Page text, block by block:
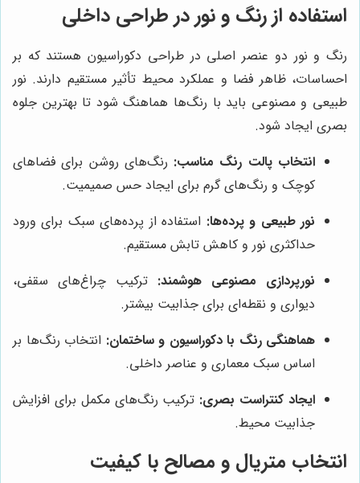
استفاده از رنگ و نور در طراحی داخلی
رنگ و نور دو عنصر اصلی در طراحی دکوراسیون هستند که بر
احساسات، ظاهر فضا و عملکرد محیط تأثیر مستقیم دارند. نور
طبیعی و مصنوعی باید با رنگ‌ها هماهنگ شود تا بهترین جلوه
بصری ایجاد شود.
انتخاب پالت رنگ مناسب: رنگ‌های روشن برای فضاهای
کوچک و رنگ‌های گرم برای ایجاد حس صمیمیت.
نور طبیعی و پرده‌ها: استفاده از پرده‌های سبک برای ورود
حداکثری نور و کاهش تابش مستقیم.
نورپردازی مصنوعی هوشمند: ترکیب چراغ‌های سقفی،
دیواری و نقطه‌ای برای جذابیت بیشتر.
هماهنگی رنگ با دکوراسیون و ساختمان: انتخاب رنگ‌ها بر
اساس سبک معماری و عناصر داخلی.
ایجاد کنتراست بصری: ترکیب رنگ‌های مکمل برای افزایش
جذابیت محیط.
انتخاب متریال و مصالح با کیفیت